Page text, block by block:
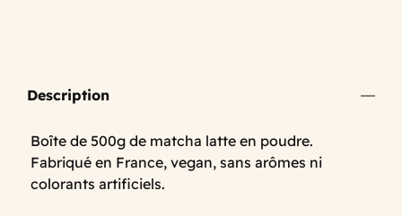
Description
Boîte de 500g de matcha latte en poudre.
Fabriqué en France, vegan, sans arômes ni
colorants artificiels.